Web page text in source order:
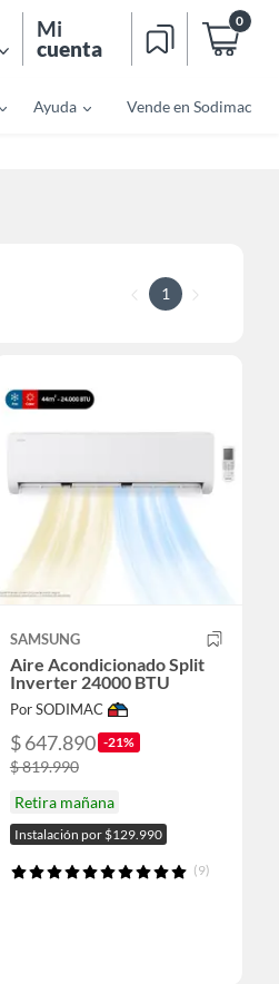
Mi
cuenta
0
Ayuda Vende en Sodimac
1
SAMSUNG
Aire Acondicionado Split
Inverter 24000 BTU
Por SODIMAC
$ 647.890 -21%
$ 819.990
Retira mañana
Instalación por $129.990
(9)